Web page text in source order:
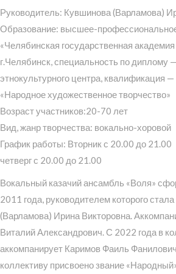
Руководитель: Кувшинова (Варламова)
Образование: высшее-
«Челябинская государственная
г.Челябинск, специальность по диплому
этнокультурного центра, квалификация
«Народное художественное творчество»
Возраст участников:20-70 лет
Вид, жанр творчества: вокально-хоровой
График работы: Вторник с 20.00 до 21.00
четверг с 20.00 до 21.00
Вокальный казачий ансамбль «Воля»
2011 года, руководителем которого
(Варламова) Ирина Викторовна.
Виталий Александрович. С 2022 года в
аккомпанирует Каримов Фаиль
коллективу присвоено звание